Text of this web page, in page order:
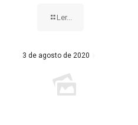
Ler...
3 de agosto de 2020